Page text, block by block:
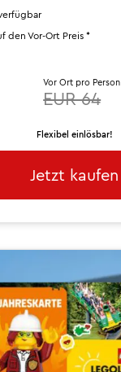
den Vor-Ort Preis *
Vor Ort pro Person
EUR 64
Flexibel einlösbar!
Jetzt kaufen